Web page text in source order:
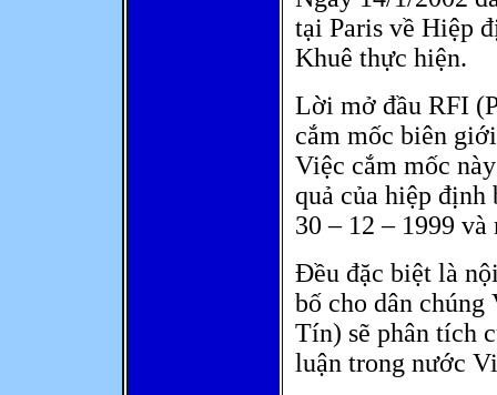
tại Paris về Hiệp
Khuê thực hiện.
Lời mở đầu RFI
cắm mốc biên
Việc cắm mốc
quả của hiệp
30 – 12 – 1999
Đều đặc biệt là
bố cho dân
Tín) sẽ phân tích
luận trong nước